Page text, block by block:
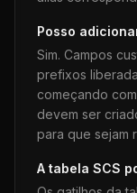
Posso
Sim. Campos
prefixos
começando
devem ser
para que sejam
A tabela SCS